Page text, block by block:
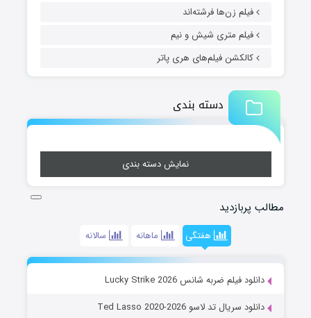
فیلم زن‌ها فرشته‌اند
فیلم متری شیش و نیم
کالکشن فیلم‌های هری پاتر
دسته بندی
نمایش دسته بندی
مطالب پربازدید
هفتگی ماهانه سالانه
دانلود فیلم ضربه شانس Lucky Strike 2026
دانلود سریال تد لاسو Ted Lasso 2020-2026